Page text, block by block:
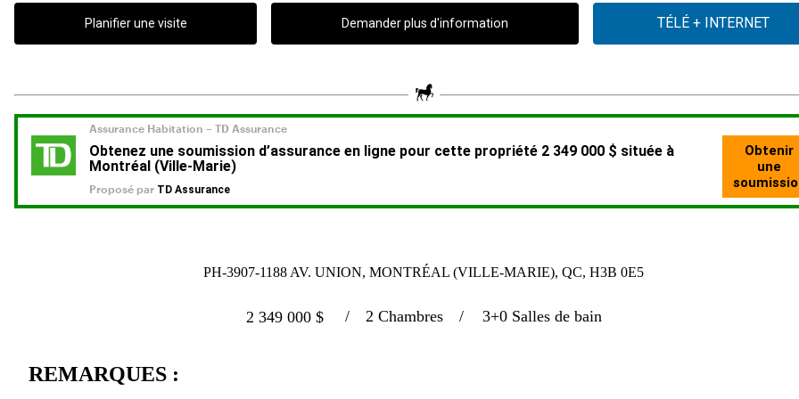
Planifier une visite Demander plus d'information
PH-3907-1188 AV. UNION, MONTRÉAL (VILLE-MARIE), QC, H3B 0E5
2 349 000 $ 2 Chambres 3+0 Salles de bain
REMARQUES :